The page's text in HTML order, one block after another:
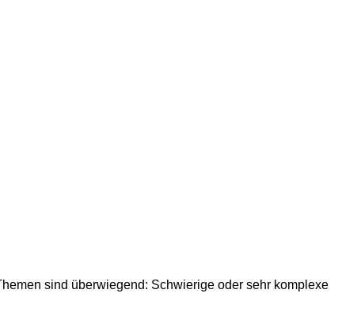
sind überwiegend: Schwierige oder sehr komplexe